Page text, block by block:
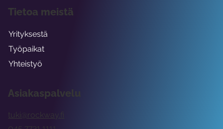
Asiakaspalvelu
tuki@rockway.fi
Tietoa meistä
Yrityksestä
Työpaikat
Yhteistyö